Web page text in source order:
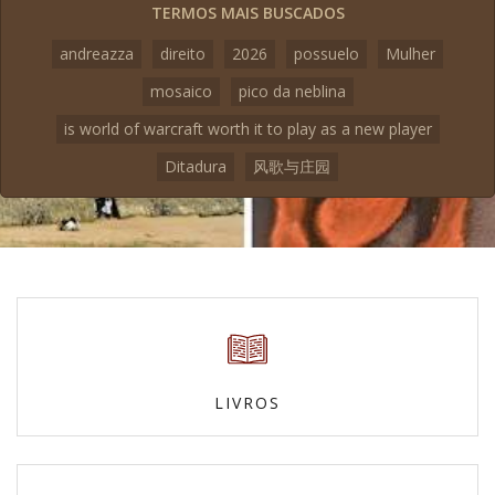
TERMOS MAIS BUSCADOS
andreazza
direito 2026 possuelo
Mulher
mosaico
pico da neblina
is world of warcraft worth it to play as a new player
Ditadura
风歌与庄园
LIVROS